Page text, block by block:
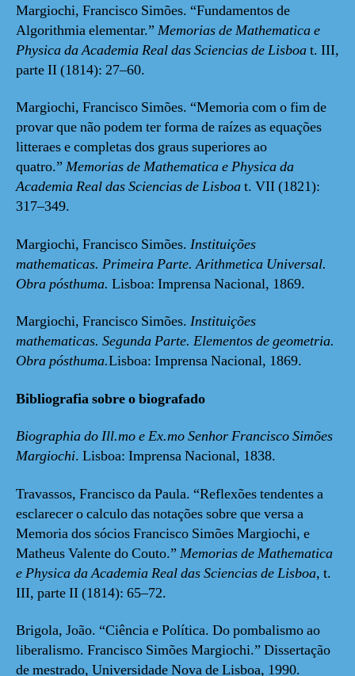
Margiochi, Francisco Simões. “Fundamentos de
Algorithmia elementar.” Memorias de Mathematica e
Physica da Academia Real das Sciencias de Lisboat. III,
parte II (1814): 27–60.
Margiochi, Francisco Simões. “Memoria com o fim de
provar que não podem ter forma de raízes as equações
litteraes e completas dos graus superiores ao
quatro.” Memorias de Mathematica e Physica da
Academia Real das Sciencias de Lisboat. VII (1821):
317–349.
Margiochi, Francisco Simões. Instituições
mathematicas. Primeira Parte. Arithmetica Universal.
Obra pósthuma. Lisboa: Imprensa Nacional, 1869.
Margiochi, Francisco Simões. Instituições
mathematicas. Segunda Parte. Elementos de geometria.
Obra pósthuma.Lisboa: Imprensa Nacional, 1869.
Bibliografia sobre o biografado
Biographia do Ill.mo e Ex.mo Senhor Francisco Simões
Margiochi. Lisboa: Imprensa Nacional, 1838.
Travassos, Francisco da Paula. “Reflexões tendentes a
esclarecer o calculo das notações sobre que versa a
Memoria dos sócios Francisco Simões Margiochi, e
Matheus Valente do Couto.” Memorias de Mathematica
e Physica da Academia Real das Sciencias de Lisboa, t.
III, parte II (1814): 65–72.
Brigola, João. “Ciência e Política. Do pombalismo ao
liberalismo. Francisco Simões Margiochi.” Dissertação
de mestrado, Universidade Nova de Lisboa, 1990.